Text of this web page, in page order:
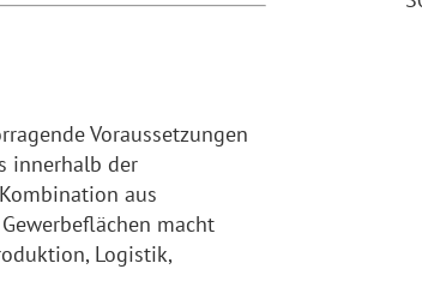
Voraussetzungen
innerhalb der
aus
macht
Logistik,